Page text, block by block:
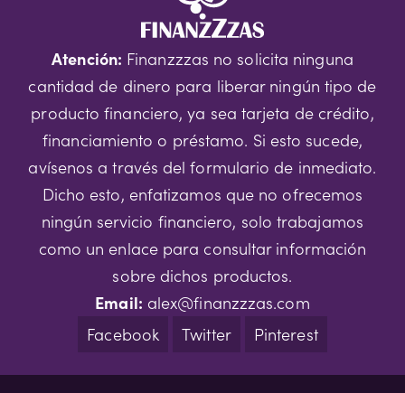
Atención: Finanzzzas no solicita ninguna
cantidad de dinero para liberar ningún tipo de
producto financiero, ya sea tarjeta de crédito,
financiamiento o préstamo. Si esto sucede,
avísenos a través del formulario de inmediato.
Dicho esto, enfatizamos que no ofrecemos
ningún servicio financiero, solo trabajamos
como un enlace para consultar información
sobre dichos productos.
Email: alex@finanzzzas.com
Facebook
Twitter Pinterest